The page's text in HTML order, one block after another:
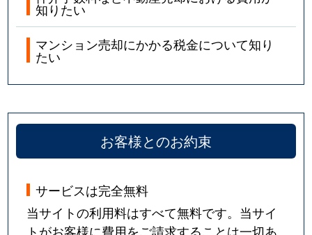
知りたい
マンション売却にかかる税金について知り
たい
お客様とのお約束
サービスは完全無料
当サイトの利用料はすべて無料です。当サイ
トがお客様に費用をご請求することは一切あ